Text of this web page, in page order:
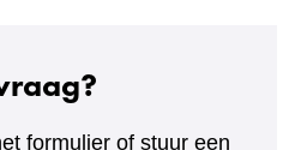
formulier of stuur een